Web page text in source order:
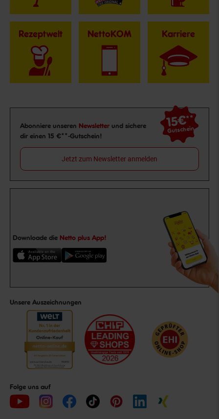
Rezeptwelt NettoKOM Karriere
Newsletter Anmeldung
Abonniere unseren Newsletter und sichere
dir einen 15 €**-Gutschein!
15€**
Gutschein
Jetzt zum Newsletter anmelden
Downloade die Netto plus App!
Unsere Auszeichnungen
Folge uns auf